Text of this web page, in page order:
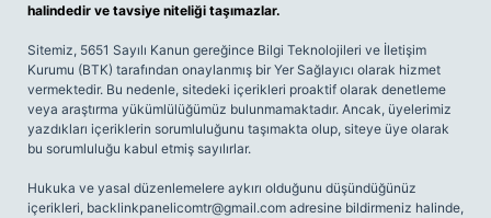
halindedir ve tavsiye niteliği taşımazlar.
Sitemiz, 5651 Sayılı Kanun gereğince Bilgi Teknolojileri ve İletişim
Kurumu (BTK) tarafından onaylanmış bir Yer Sağlayıcı olarak hizmet
vermektedir. Bu nedenle, sitedeki içerikleri proaktif olarak denetleme
veya araştırma yükümlülüğümüz bulunmamaktadır. Ancak, üyelerimiz
yazdıkları içeriklerin sorumluluğunu taşımakta olup, siteye üye olarak
bu sorumluluğu kabul etmiş sayılırlar.
Hukuka ve yasal düzenlemelere aykırı olduğunu düşündüğünüz
içerikleri, backlinkpanelicomtr@gmail.com adresine bildirmeniz halinde,